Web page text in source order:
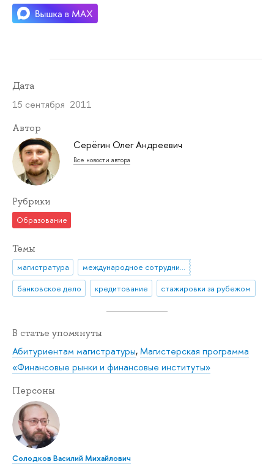
Дата
15 сентября 2011
Автор
Серёгин Олег Андреевич
Все новости автора
Рубрики
Образование
Темы
магистратура
международное сотрудничество
банковское дело
кредитование стажировки за рубежом
В статье упомянуты
Абитуриентам магистратуры,Магистерская программа
«Финансовые рынки и финансовые институты»
Персоны
Солодков Василий Михайлович